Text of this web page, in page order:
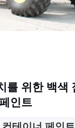
를 위한 백색
인트